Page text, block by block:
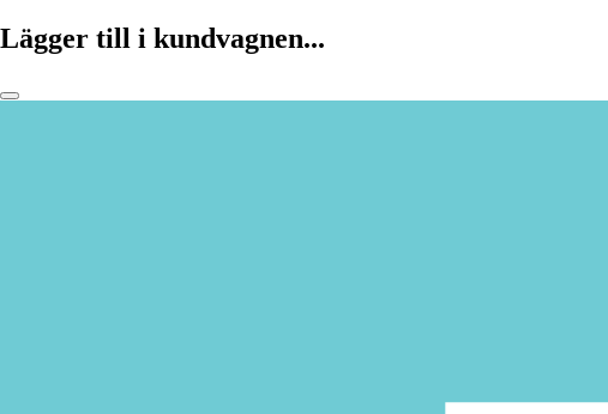
Lägger till i kundvagnen...